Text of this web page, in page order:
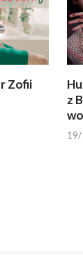
Zofii
z